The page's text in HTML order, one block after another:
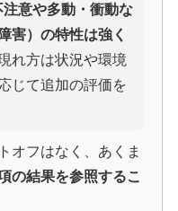
意や多動・衝動な
害）の特性は強く
れ方は状況や環境
じて追加の評価を
オフはなく、あくま
の結果を参照するこ